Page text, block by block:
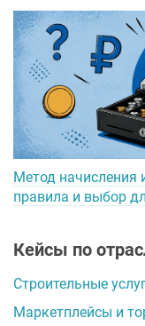
Метод начисления
правила и выбор
Кейсы по
Строительные
Маркетплейсы и